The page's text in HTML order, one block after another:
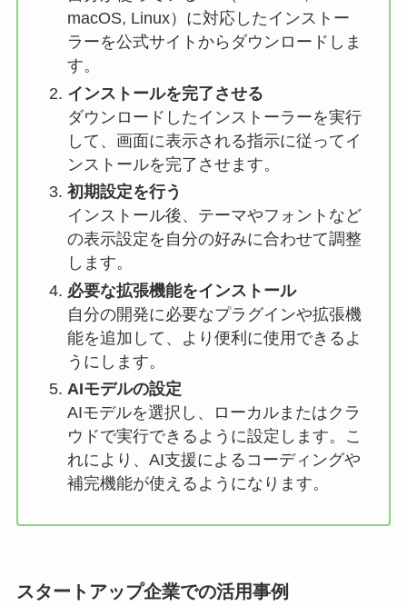
macOS, Linux）に対応したインストー
ラーを公式サイトからダウンロードしま
す。
インストールを完了させる
ダウンロードしたインストーラーを実行
して、画面に表示される指示に従ってイ
ンストールを完了させます。
初期設定を行う
インストール後、テーマやフォントなど
の表示設定を自分の好みに合わせて調整
します。
必要な拡張機能をインストール
自分の開発に必要なプラグインや拡張機
能を追加して、より便利に使用できるよ
うにします。
AIモデルの設定
AIモデルを選択し、ローカルまたはクラ
ウドで実行できるように設定します。こ
れにより、AI支援によるコーディングや
補完機能が使えるようになります。
スタートアップ企業での活用事例